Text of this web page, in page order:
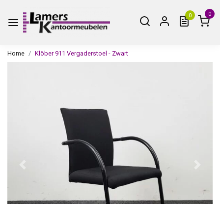
0 0
Home Klöber 911 Vergaderstoel - Zwart
Vorige